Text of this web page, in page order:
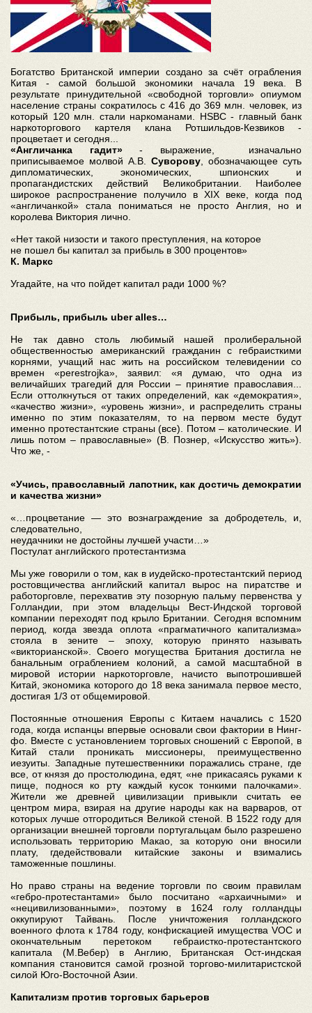
Богатство Британской империи создано за счёт ограбления
Китая - самой большой экономики начала 19 века. В
результате принудительной «свободной торговли» опиумом
население страны сократилось с 416 до 369 млн. человек, из
который 120 млн. стали наркоманами. HSBC - главный банк
наркоторгового картеля клана Ротшильдов-Кезвиков -
процветает и сегодня...
«Англичанка гадит»- выражение, изначально
приписываемое молвой А.В. Суворову , обозначающее суть
дипломатических, экономических, шпионских и
пропагандистских действий Великобритании. Наиболее
широкое распространение получило в XIX веке, когда под
«англичанкой» стала пониматься не просто Англия, но и
королева Виктория лично.
«Нет такой низости и такого преступления, на которое
не пошел бы капитал за прибыль в 300 процентов»
К. Маркс
Угадайте, на что пойдет капитал ради 1000 %?
Прибыль, прибыль uber alles…
Не так давно столь любимый нашей пролиберальной
общественностью американский гражданин с гебраисткими
корнями, учащий нас жить на российском телевидении со
времен «perestrojka», заявил: «я думаю, что одна из
величайших трагедий для России – принятие православия...
Если оттолкнуться от таких определений, как «демократия»,
«качество жизни», «уровень жизни», и распределить страны
именно по этим показателям, то на первом месте будут
именно протестантские страны (все). Потом – католические. И
лишь потом – православные» (В. Познер, «Искусство жить»).
Что же, -
«Учись, православный лапотник, как достичь демократии
и качества жизни»
«…процветание — это вознаграждение за добродетель, и,
следовательно,
неудачники не достойны лучшей участи…»
Постулат английского протестантизма
Мы уже говорили о том, как в иудейско-протестантский период
ростовщичества английский капитал вырос на пиратстве и
работорговле, перехватив эту позорную пальму первенства у
Голландии, при этом владельцы Вест-Индской торговой
компании переходят под крыло Британии. Сегодня вспомним
период, когда звезда оплота «прагматичного капитализма»
стояла в зените – эпоху, которую принято называть
«викторианской». Своего могущества Британия достигла не
банальным ограблением колоний, а самой масштабной в
мировой истории наркоторговле, начисто выпотрошившей
Китай, экономика которого до 18 века занимала первое место,
достигая 1/3 от общемировой.
Постоянные отношения Европы с Китаем начались с 1520
года, когда испанцы впервые основали свои фактории в Нинг-
фо. Вместе с установлением торговых сношений с Европой, в
Китай стали проникать миссионеры, преимущественно
иезуиты. Западные путешественники поражались стране, где
все, от князя до простолюдина, едят, «не прикасаясь руками к
пище, поднося ко рту каждый кусок тонкими палочками».
Жители же древней цивилизации привыкли считать ее
центром мира, взирая на другие народы как на варваров, от
которых лучше отгородиться Великой стеной. В 1522 году для
организации внешней торговли португальцам было разрешено
использовать территорию Макао, за которую они вносили
плату, гдедействовали китайские законы и взимались
таможенные пошлины.
Но право страны на ведение торговли по своим правилам
«гебро-протестантами» было посчитано «архаичными» и
«нецивилизованными», поэтому в 1624 голу голландцы
оккупируют Тайвань. После уничтожения голландского
военного флота к 1784 году, конфискацией имущества VOC и
окончательным перетоком гебраистко-протестантского
капитала (М.Вебер) в Англию, Британская Ост-индская
компания становится самой грозной торгово-милитаристской
силой Юго-Восточной Азии.
Капитализм против торговых барьеров